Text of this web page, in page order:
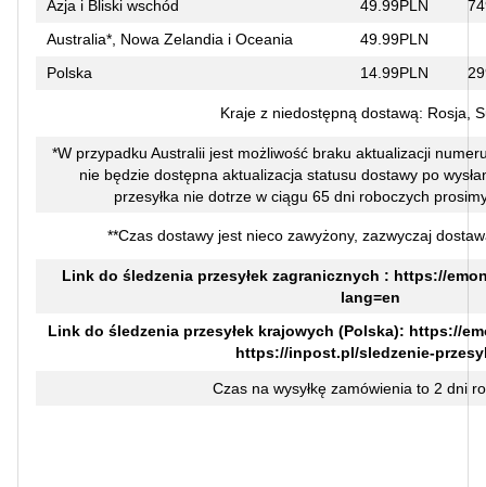
Azja i Bliski wschód
49.99PLN
Australia*, Nowa Zelandia i Oceania
49.99PLN
Polska
14.99PLN
Kraje z niedostępną dostawą: Rosja,
*W przypadku Australii jest możliwość braku aktualizacji
nie będzie dostępna aktualizacja statusu dostawy po
przesyłka nie dotrze w ciągu 65 dni roboczych
**Czas dostawy jest nieco zawyżony, zazwyczaj
Link do śledzenia przesyłek zagranicznych : https://
lang=en
Link do śledzenia przesyłek krajowych (Polska): https://
https://inpost.pl/sledzenie-
Czas na wysyłkę zamówienia to 2 dni